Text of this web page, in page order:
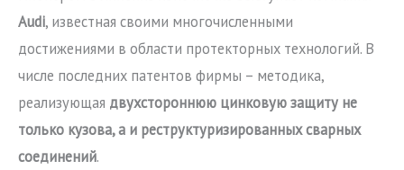
Audi, известная своими многочисленными
достижениями в области протекторных технологий. В
числе последних патентов фирмы – методика,
реализующая двухстороннюю цинковую защиту не
только кузова, а и реструктуризированных сварных
соединений.